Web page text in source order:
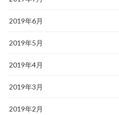
2019年6月
2019年5月
2019年4月
2019年3月
2019年2月